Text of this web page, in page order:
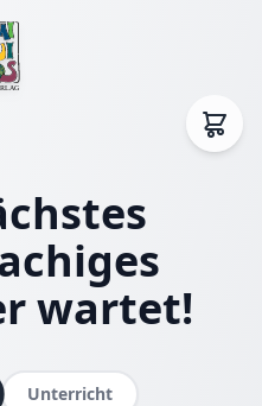
wartet!
Unterricht